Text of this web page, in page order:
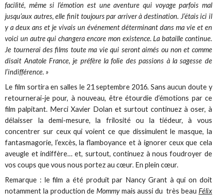
facilité, même si l’émotion est une aventure qui voyage parfois mal
jusqu’aux autres, elle finit toujours par arriver à destination. J’étais ici il
y a deux ans et je vivais un événement déterminant dans ma vie et en
voici un autre qui changera encore mon existence. La bataille continue.
Je tournerai des films toute ma vie qui seront aimés ou non et comme
disait Anatole France, je préfère la folie des passions à la sagesse de
l’indifférence. »
Le film sortira en salles le 21 septembre 2016. Sans aucun doute y
retournerai-je pour, à nouveau, être étourdie d’émotions par ce
film palpitant. Merci Xavier Dolan et surtout continuez à oser, à
délaisser la demi-mesure, la frilosité ou la tiédeur, à vous
concentrer sur ceux qui voient ce que dissimulent le masque, la
fantasmagorie, l’excès, la flamboyance et à ignorer ceux que cela
aveugle et indiffère… et, surtout, continuez à nous foudroyer de
vos coups que vous nous portez au cœur. En plein cœur.
Remarque : le film a été produit par Nancy Grant à qui on doit
notamment la production de Mommymais aussi du très beau Félix